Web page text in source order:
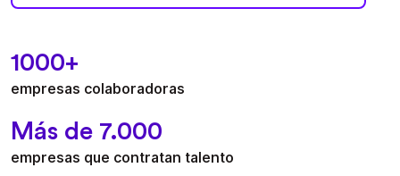
1000+
empresas colaboradoras
Más de 7.000
empresas que contratan talento